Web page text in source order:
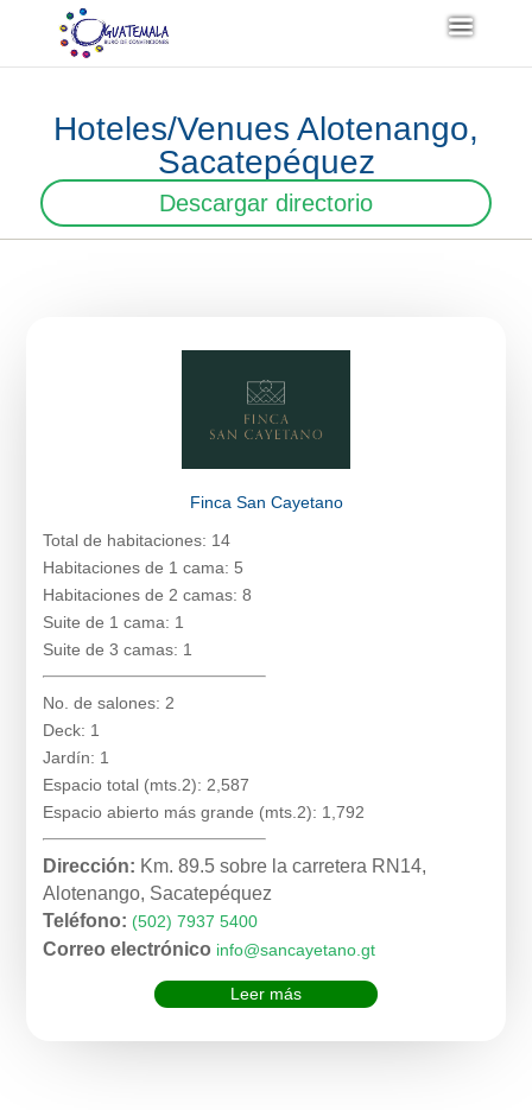
Hoteles/Venues Alotenango,
Sacatepéquez
Descargar directorio
Finca San Cayetano
Total de habitaciones: 14
Habitaciones de 1 cama: 5
Habitaciones de 2 camas: 8
Suite de 1 cama: 1
Suite de 3 camas: 1
No. de salones: 2
Deck: 1
Jardín: 1
Espacio total (mts.2): 2,587
Espacio abierto más grande (mts.2): 1,792
Dirección: Km. 89.5 sobre la carretera RN14,
Alotenango, Sacatepéquez
Teléfono: (502) 7937 5400
Correo electrónico info@sancayetano.gt
Leer más